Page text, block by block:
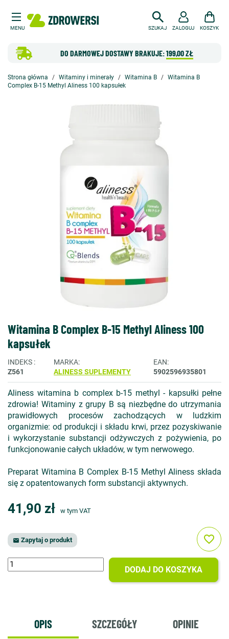
MENU SZUKAJ
DO DARMOWEJ DOSTAWY BRAKUJE:199,00 ZŁ
ZALOGUJ KOSZYK
Strona główna Witaminy i minerały Witamina B
Witamina B
Complex B-15 Methyl Aliness 100 kapsułek
Witamina B Complex B-15 Methyl Aliness 100
kapsułek
INDEKS
Z561
MARKA
ALINESS SUPLEMENTY
EAN
5902596935801
Aliness witamina b complex b-15 methyl - kapsułki pełne
zdrowia! Witaminy z grupy B są niezbędne do utrzymania
prawidłowych procesów zachodzących w ludzkim
organizmie: od produkcji i składu krwi, przez pozyskiwanie
i wykorzystanie substancji odżywczych z pożywienia, po
funkcjonowanie całych układów, w tym nerwowego.
Preparat Witamina B Complex B-15 Methyl Aliness składa
się z opatentowanych form substancji aktywnych.
41,90 zł w tym VAT
 Zapytaj o produkt
DODAJ DO KOSZYKA
favorite_border
OPIS SZCZEGÓŁY OPINIE